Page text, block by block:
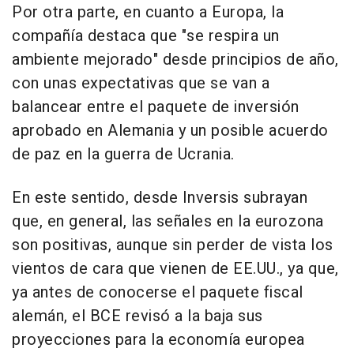
Por otra parte, en cuanto a Europa, la
compañía destaca que "se respira un
ambiente mejorado" desde principios de año,
con unas expectativas que se van a
balancear entre el paquete de inversión
aprobado en Alemania y un posible acuerdo
de paz en la guerra de Ucrania.
En este sentido, desde Inversis subrayan
que, en general, las señales en la eurozona
son positivas, aunque sin perder de vista los
vientos de cara que vienen de EE.UU., ya que,
ya antes de conocerse el paquete fiscal
alemán, el BCE revisó a la baja sus
proyecciones para la economía europea